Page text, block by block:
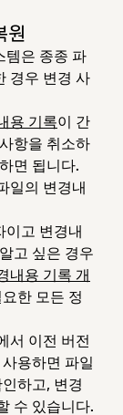
원
템은 종종 파
경우 변경 사
용 기록이 간
항을 취소하
면 됩니다.
일의 변경내
고 변경내
고 싶은 경우
내용 기록 개
한 모든 정
서 이전 버전
용하면 파일
하고, 변경
수 있습니다.